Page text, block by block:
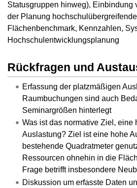
Statusgruppen hinweg), Einbindung
der Planung
Flächenbenchmark, Kennzahlen,
Hochschulentwicklungsplanung
Rückfragen und
Erfassung der platzmäßigen
Raumbuchungen sind auch
Seminargrößen hinterlegt
Was ist das normative Ziel, eine
Auslastung? Ziel ist eine hohe
bestehende Quadratmeter
Ressourcen ohnehin in die
Frage betrifft insbesondere
Diskussion um erfasste Daten